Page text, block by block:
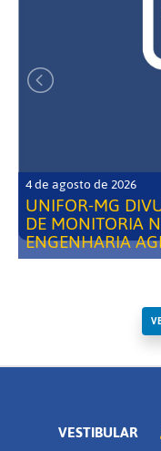
4 de agosto de 2026
UNIFOR-MG
DE MONITORIA
ENGENHARIA
VESTIBULAR